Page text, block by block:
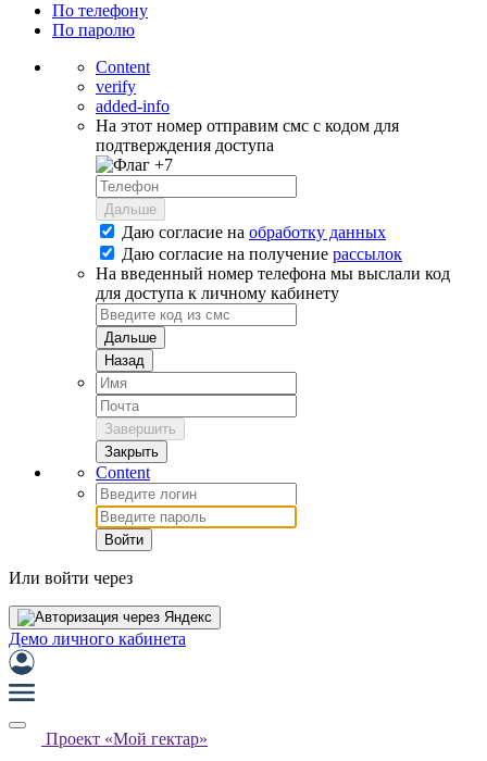
По телефону
По паролю
Content
verify
added-info
На этот номер отправим смс с кодом для
подтверждения доступа
+7
Дальше
Даю согласие на обработку данных
Даю согласие на получение рассылок
На введенный номер телефона мы выслали код
для доступа к личному кабинету
Дальше
Назад
Завершить
Закрыть
Content
Войти
Или войти через
Демо личного кабинета
Проект «Мой гектар»